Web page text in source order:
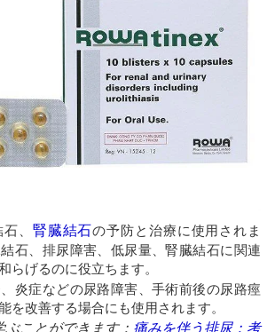
、 腎臓結石の予防と治療に使用されま
石、排尿障害、低尿量、腎臓結石に関連
らげるのに役立ちます。
炎症などの尿路障害、手術前後の尿路痙
を改善する場合にも使用されます。
ことができます： 痛みを伴う排尿：考